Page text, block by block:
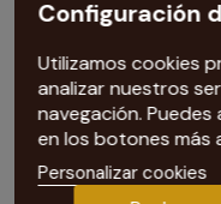
surjan.
Configuración
Utilizamos cookies
analizar nuestros
navegación.
en los botones más
Personalizar cookies